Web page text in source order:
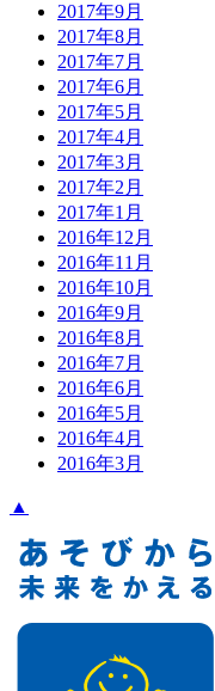
2017年9月
2017年8月
2017年7月
2017年6月
2017年5月
2017年4月
2017年3月
2017年2月
2017年1月
2016年12月
2016年11月
2016年10月
2016年9月
2016年8月
2016年7月
2016年6月
2016年5月
2016年4月
2016年3月
▲